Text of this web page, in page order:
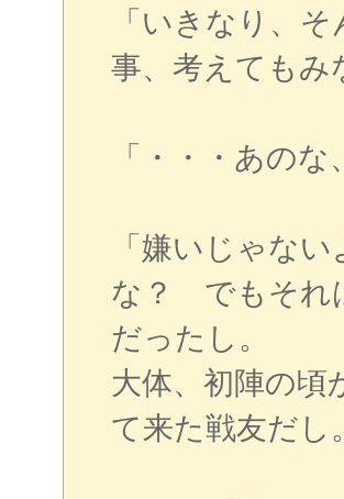
「いきなり、
事、考えてもみ
「・・・あの
「嫌いじゃな
な？ でもそれ
だったし。
大体、初陣の頃
て来た戦友だ